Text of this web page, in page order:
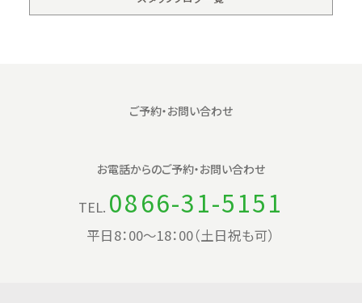
ご予約・お問い合わせ
お電話からのご予約・お問い合わせ
TEL. 0866-31-5151
平日8：00〜18：00（土日祝も可）